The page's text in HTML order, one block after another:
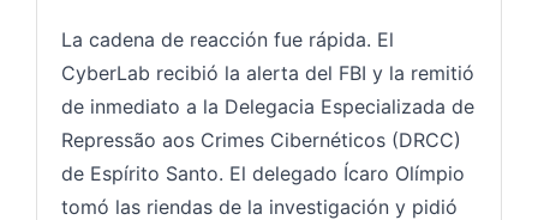
La cadena de reacción fue rápida. El
CyberLab recibió la alerta del FBI y la remitió
de inmediato a la Delegacia Especializada de
Repressão aos Crimes Cibernéticos (DRCC)
de Espírito Santo. El delegado Ícaro Olímpio
tomó las riendas de la investigación y pidió